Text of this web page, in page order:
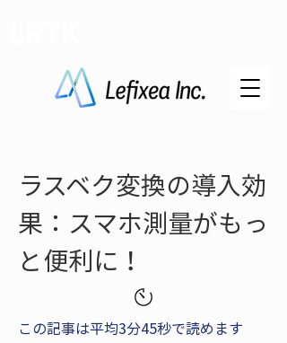
ラスベク変換の導入効
果：スマホ測量がもっ
と便利に！
この記事は平均3分45秒で読めます